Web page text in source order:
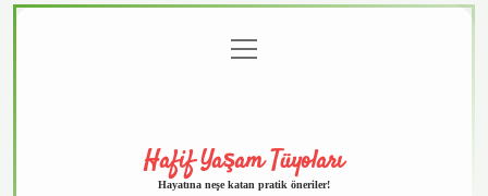
menüyü
aç
Hafif Yaşam Tüyoları
Hayatına neşe katan pratik öneriler!